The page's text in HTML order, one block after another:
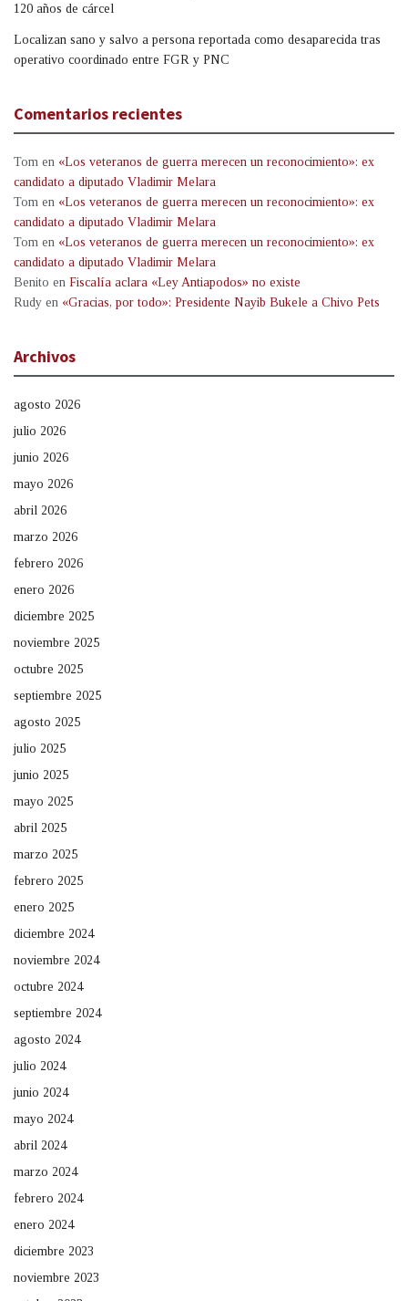
120 años de cárcel
Localizan sano y salvo a persona reportada como desaparecida tras
operativo coordinado entre FGR y PNC
Comentarios recientes
Tom en «Los veteranos de guerra merecen un reconocimiento»: ex
candidato a diputado Vladimir Melara
Tom en «Los veteranos de guerra merecen un reconocimiento»: ex
candidato a diputado Vladimir Melara
Tom en «Los veteranos de guerra merecen un reconocimiento»: ex
candidato a diputado Vladimir Melara
Benito en Fiscalía aclara «Ley Antiapodos» no existe
Rudy en «Gracias, por todo»: Presidente Nayib Bukele a Chivo Pets
Archivos
agosto 2026
julio 2026
junio 2026
mayo 2026
abril 2026
marzo 2026
febrero 2026
enero 2026
diciembre 2025
noviembre 2025
octubre 2025
septiembre 2025
agosto 2025
julio 2025
junio 2025
mayo 2025
abril 2025
marzo 2025
febrero 2025
enero 2025
diciembre 2024
noviembre 2024
octubre 2024
septiembre 2024
agosto 2024
julio 2024
junio 2024
mayo 2024
abril 2024
marzo 2024
febrero 2024
enero 2024
diciembre 2023
noviembre 2023